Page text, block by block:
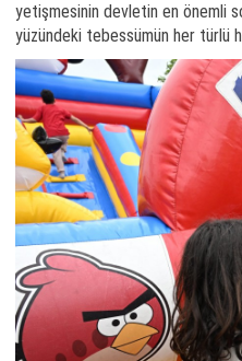
yetişmesinin devletin en önemli
yüzündeki tebessümün her türlü